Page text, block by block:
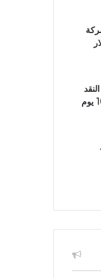
الأجنبي الى أقل من 100 يوم